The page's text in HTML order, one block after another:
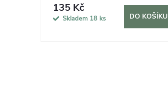
135 Kč
Skladem 18 ks DO KOŠÍKU